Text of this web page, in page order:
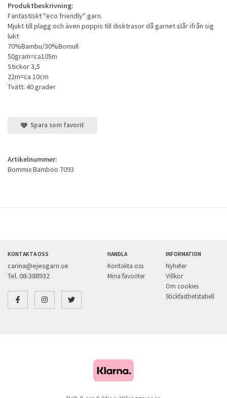
Produktbeskrivning:
Fantastiskt "eco friendly" garn.
Mjukt till plagg och även poppis till disktrasor då garnet slår ifrån sig
lukt
70%Bambu/30%Bomull
50gram=ca105m
Stickor 3,5
22m=ca 10cm
Tvätt: 40 grader
Spara som favorit
Artikelnummer:
Bommix Bamboo 7093
KONTAKTA OSS
carina@ejesgarn.se
Tel. 08-388932
HANDLA
Kontakta oss
Mina favoriter
INFORMATION
Nyheter
Villkor
Om cookies
Stickfasthetstabell